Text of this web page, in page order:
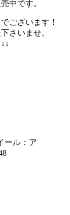
中です。
ございます！
さいませ。
ール：ア